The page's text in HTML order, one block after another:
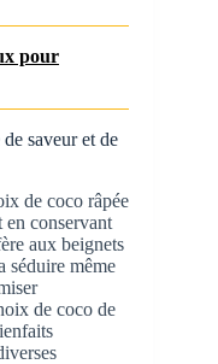
pour
saveur et de
de coco râpée
en conservant
aux beignets
séduire même
de coco de